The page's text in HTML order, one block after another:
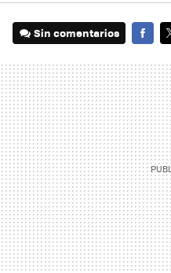
Sin comentarios